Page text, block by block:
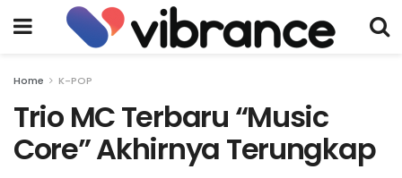
Home K-POP
Trio MC Terbaru “Music
Core” Akhirnya Terungkap